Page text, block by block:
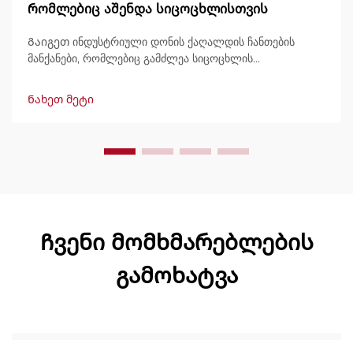
რომლებიც აშენდა სიცოცხლისთვის
Გაიგეთ ინდუსტრიული დონის ქაღალდის ჩანთების
მანქანები, რომლებიც გამძლეა სიცოცხლის
მსოფლიოში ნდობით გამოიყენება გამძლეობის,
მარტივად მართვის და მინიმალური შესვენების გამო.
Ნახეთ მეტი
Ჩვენი მომხმარებლების
გამოხატვა